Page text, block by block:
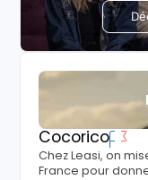
Cocorico
Chez Leasi, on
France pour